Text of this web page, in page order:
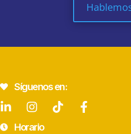
Síguenos en:
Horario